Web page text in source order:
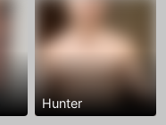
Hunter